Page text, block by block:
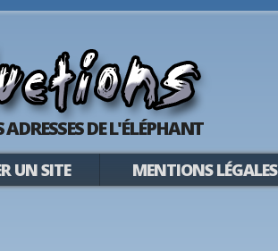
ADRESSES DE L'ÉLÉPHANT
UN SITE MENTIONS LÉGALES